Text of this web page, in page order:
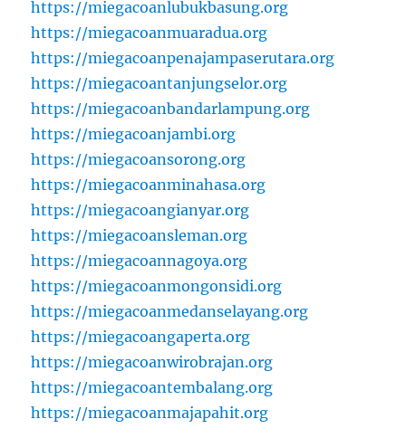
https://miegacoanlubukbasung.org
https://miegacoanmuaradua.org
https://miegacoanpenajampaserutara.org
https://miegacoantanjungselor.org
https://miegacoanbandarlampung.org
https://miegacoanjambi.org
https://miegacoansorong.org
https://miegacoanminahasa.org
https://miegacoangianyar.org
https://miegacoansleman.org
https://miegacoannagoya.org
https://miegacoanmongonsidi.org
https://miegacoanmedanselayang.org
https://miegacoangaperta.org
https://miegacoanwirobrajan.org
https://miegacoantembalang.org
https://miegacoanmajapahit.org